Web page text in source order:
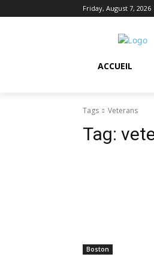
Friday, August 7, 2026
ACCUEIL
Tags Veterans
Tag:
Boston